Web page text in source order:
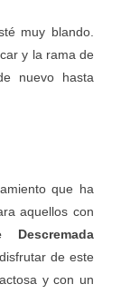
muy blando.
y la rama de
nuevo hasta
que ha
aquellos con
Descremada
de este
y con un